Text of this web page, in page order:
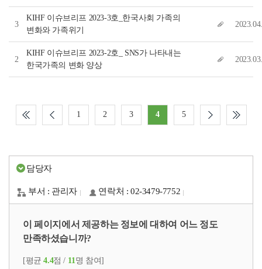
3
KIHF 이슈브리프 2023-3호_한국사회 가족의
변화와 가족위기
2023.04.
2
KIHF 이슈브리프 2023-2호_ SNS가 나타내는
한국가족의 변화 양상
2023.03.
1 2 3 4 5
담당자
부서 : 관리자 연락처 : 02-3479-7752
이 페이지에서 제공하는 정보에 대하여 어느 정도
만족하셨습니까?
[평균4.4점 / 11명 참여]